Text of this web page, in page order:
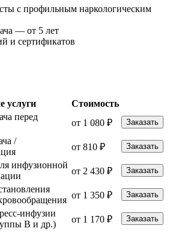
с профильным наркологическим
— от 5 лет
и сертификатов
услуги
Стоимость
перед
от 1 080 ₽ Заказать
/
от 810 ₽ Заказать
инфузионной
от 2 430 ₽ Заказать
от 1 350 ₽ Заказать
инфузии
B и др.)
от 1 170 ₽ Заказать